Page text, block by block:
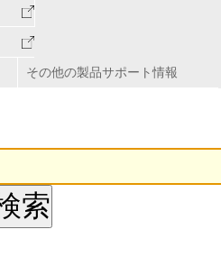
その他の製品サポート情報